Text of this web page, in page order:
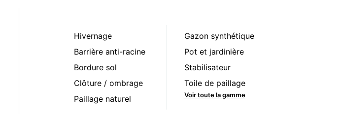
Hivernage
Barrière anti-racine
Bordure sol
Clôture / ombrage
Paillage naturel
Gazon synthétique
Pot et jardinière
Stabilisateur
Toile de paillage
Voir toute la gamme